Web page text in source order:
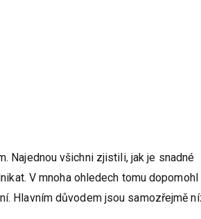
Najednou všichni zjistili, jak je snadné
V mnoha ohledech tomu dopomohl
Hlavním důvodem jsou samozřejmě